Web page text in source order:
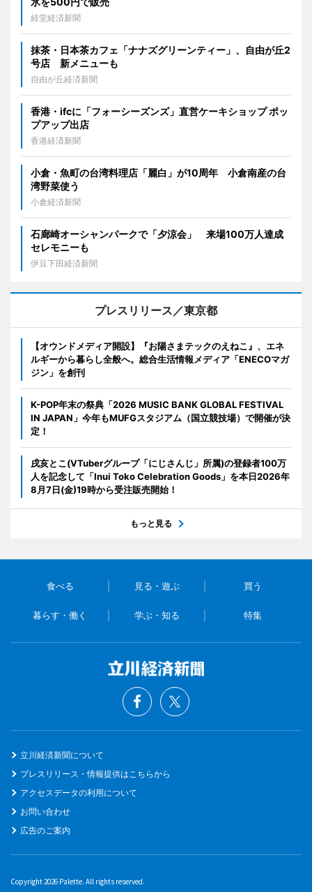
経堂経済新聞
抹茶・日本茶カフェ「ナナズグリーンティー」、自由が丘2
号店 新メニューも
自由が丘経済新聞
香港・ifcに「フォーシーズンズ」直営ケーキショップ ポッ
プアップ出店
香港経済新聞
小倉・魚町の台湾料理店「麗白」が10周年 小倉南産の台
湾野菜使う
小倉経済新聞
石廊崎オーシャンパークで「夕涼会」 来場100万人達成
セレモニーも
伊豆下田経済新聞
プレスリリース／東京都
【オウンドメディア開設】『お陽さまテックのえねこ』、エネ
ルギーから暮らし全般へ。総合生活情報メディア「ENECOマガ
ジン」を創刊
K-POP年末の祭典「2026 MUSIC BANK GLOBAL FESTIVAL
IN JAPAN」今年もMUFGスタジアム（国立競技場）で開催が決
定！
戌亥とこ(VTuberグループ「にじさんじ」所属)の登録者100万
人を記念して「Inui Toko Celebration Goods」を本日2026年
8月7日(金)19時から受注販売開始！
もっと見る
食べる 見る・遊ぶ 買う
暮らす・働く 学ぶ・知る 特集
立川経済新聞について
プレスリリース・情報提供はこちらから
アクセスデータの利用について
お問い合わせ
広告のご案内
Copyright 2026 Palette. All rights reserved.